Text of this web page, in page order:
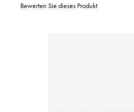
Bewerten Sie dieses Produkt